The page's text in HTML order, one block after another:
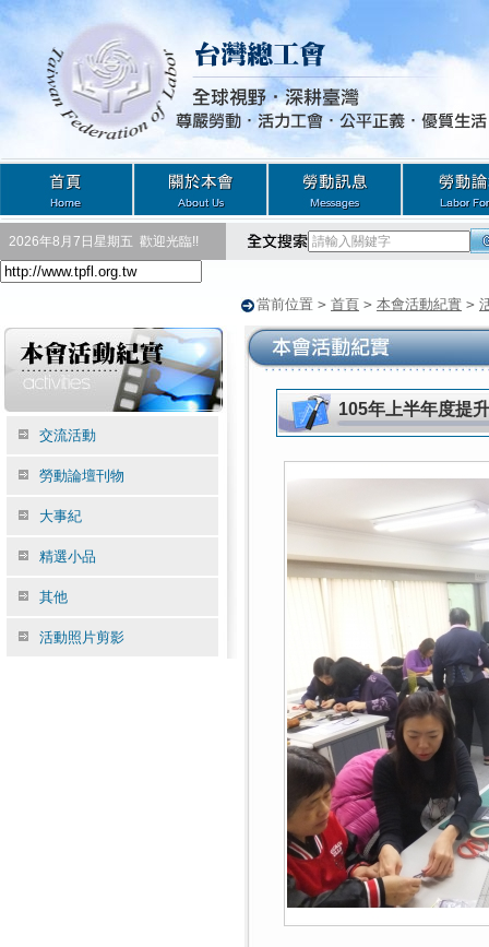
2026年8月7日星期五 歡迎光臨!!
當前位置 > 首頁 > 本會活動紀實 >
交流活動
勞動論壇刊物
大事紀
精選小品
其他
活動照片剪影
105年上半年度提